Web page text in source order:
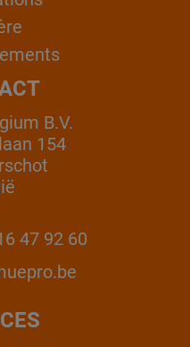
B.V.
154
47 92 60